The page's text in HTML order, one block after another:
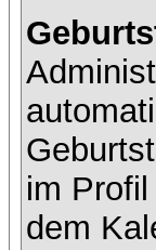
im
dem